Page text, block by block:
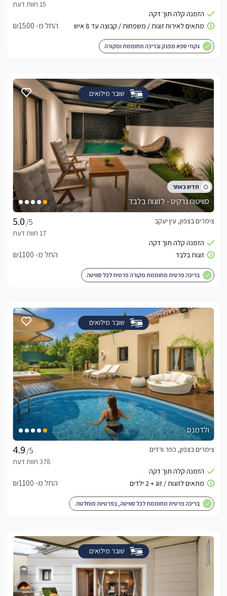
החל מ- ₪1500
גקוזי ספא מפנק ובריכה מחוממת ומקורה
שובר מילואים
סוויטות נרקיס - לזוגות בלבד
/5
צימרים בצפון, עין יעקב
החל מ- ₪1100
בריכה פרטית מחוממת מקורה פרטית לכל סוויטה
שובר מילואים
ולדמנס
/5
צימרים בצפון, כפר ורדים
החל מ- ₪1100
בריכה פרטית מחוממת לכל סוויטה, בפרטיות מוחלטת.
שובר מילואים